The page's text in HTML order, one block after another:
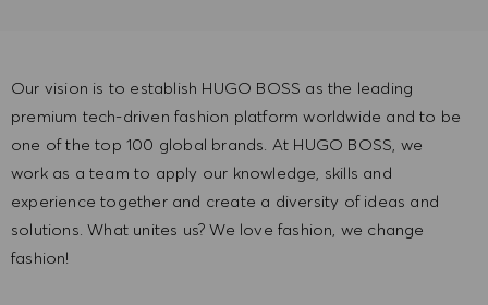
Our vision is to establish HUGO BOSS as the leading
premium tech-driven fashion platform worldwide and to be
one of the top 100 global brands. At HUGO BOSS, we
work as a team to apply our knowledge, skills and
experience together and create a diversity of ideas and
solutions. What unites us? We love fashion, we change
fashion!